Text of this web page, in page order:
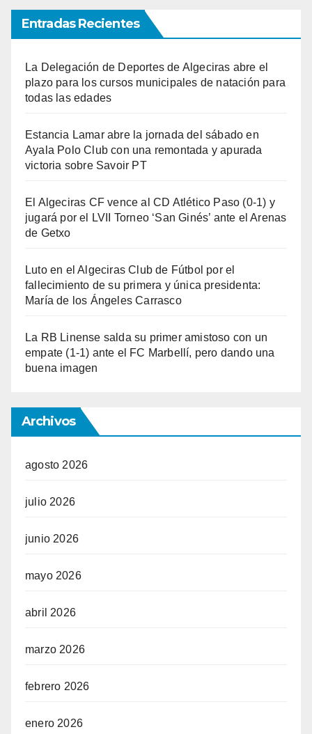
Entradas Recientes
La Delegación de Deportes de Algeciras abre el
plazo para los cursos municipales de natación para
todas las edades
Estancia Lamar abre la jornada del sábado en
Ayala Polo Club con una remontada y apurada
victoria sobre Savoir PT
El Algeciras CF vence al CD Atlético Paso (0-1) y
jugará por el LVII Torneo ‘San Ginés’ ante el Arenas
de Getxo
Luto en el Algeciras Club de Fútbol por el
fallecimiento de su primera y única presidenta:
María de los Ángeles Carrasco
La RB Linense salda su primer amistoso con un
empate (1-1) ante el FC Marbellí, pero dando una
buena imagen
Archivos
agosto 2026
julio 2026
junio 2026
mayo 2026
abril 2026
marzo 2026
febrero 2026
enero 2026